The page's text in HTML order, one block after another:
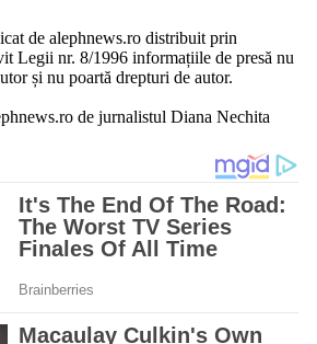
de alephnews.ro distribuit prin
Legii nr. 8/1996 informațiile de presă nu
și nu poartă drepturi de autor.
de jurnalistul Diana Nechita